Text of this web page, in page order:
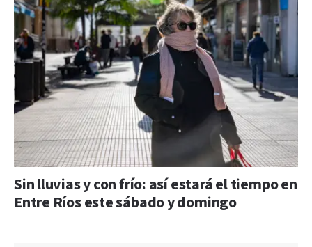
Sin lluvias y con frío: así estará el tiempo en
Entre Ríos este sábado y domingo